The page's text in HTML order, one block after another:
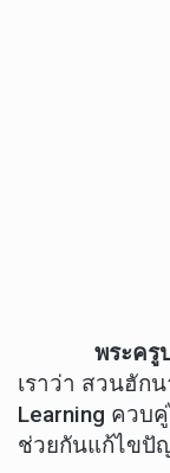
พระค
เราว่า สวนฮัก
Learning ควบ
ช่วยกันแก้ไขปั